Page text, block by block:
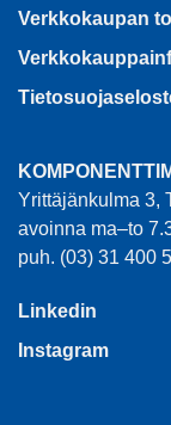
Verkkokaupan
Yrittäjänkulma 3,
avoinna ma–to
puh. (03) 31 400
Linkedin
Instagram